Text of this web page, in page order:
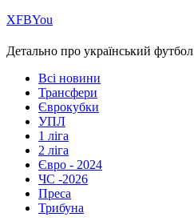
ХFBYou
Детально про український футбол
Всі новини
Трансфери
Єврокубки
УПЛ
1 ліга
2 ліга
Євро - 2024
ЧС -2026
Преса
Трибуна